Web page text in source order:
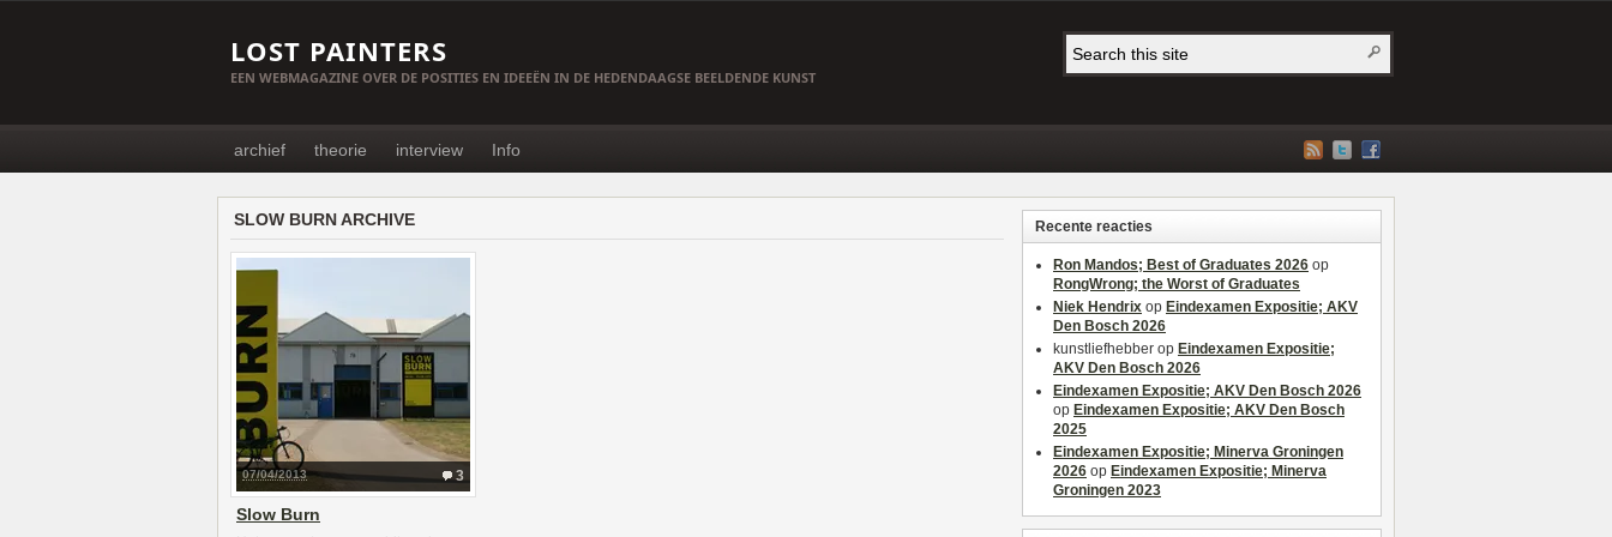
LOST PAINTERS
EEN WEBMAGAZINE OVER DE POSITIES EN IDEEËN IN DE HEDENDAAGSE BEELDENDE KUNST
archief theorie interview Info
SLOW BURN ARCHIVE
3
07/04/2013
Slow Burn
Recente reacties
Ron Mandos; Best of Graduates 2026 op
RongWrong; the Worst of Graduates
Niek Hendrix op Eindexamen Expositie; AKV
Den Bosch 2026
kunstliefhebber op Eindexamen Expositie;
AKV Den Bosch 2026
Eindexamen Expositie; AKV Den Bosch 2026
op Eindexamen Expositie; AKV Den Bosch
2025
Eindexamen Expositie; Minerva Groningen
2026 op Eindexamen Expositie; Minerva
Groningen 2023